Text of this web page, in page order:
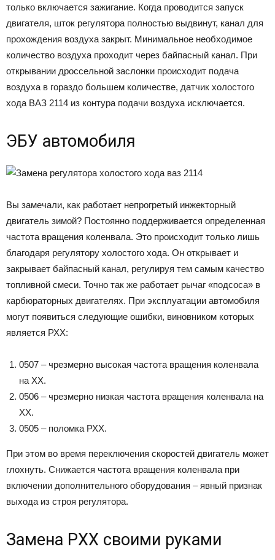
только включается зажигание. Когда проводится запуск
двигателя, шток регулятора полностью выдвинут, канал для
прохождения воздуха закрыт. Минимальное необходимое
количество воздуха проходит через байпасный канал. При
открывании дроссельной заслонки происходит подача
воздуха в гораздо большем количестве, датчик холостого
хода ВАЗ 2114 из контура подачи воздуха исключается.
ЭБУ автомобиля
Вы замечали, как работает непрогретый инжекторный
двигатель зимой? Постоянно поддерживается определенная
частота вращения коленвала. Это происходит только лишь
благодаря регулятору холостого хода. Он открывает и
закрывает байпасный канал, регулируя тем самым качество
топливной смеси. Точно так же работает рычаг «подсоса» в
карбюраторных двигателях. При эксплуатации автомобиля
могут появиться следующие ошибки, виновником которых
является РХХ:
0507 – чрезмерно высокая частота вращения коленвала
на ХХ.
0506 – чрезмерно низкая частота вращения коленвала на
ХХ.
0505 – поломка РХХ.
При этом во время переключения скоростей двигатель может
глохнуть. Снижается частота вращения коленвала при
включении дополнительного оборудования – явный признак
выхода из строя регулятора.
Замена РХХ своими руками